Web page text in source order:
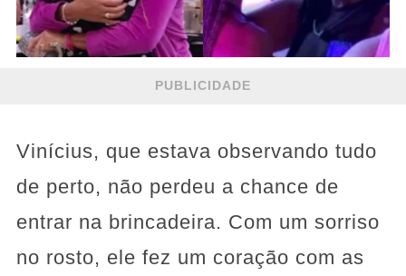
PUBLICIDADE
Vinícius, que estava observando tudo
de perto, não perdeu a chance de
entrar na brincadeira. Com um sorriso
no rosto, ele fez um coração com as